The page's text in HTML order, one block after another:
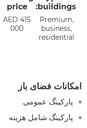
buildings:
Premium,
business,
residential
price
AED 415
000
امکانات فضای باز
پارکینگ عمومی
پارکینگ شامل هزینه